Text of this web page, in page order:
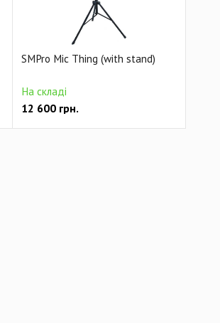
SMPro Mic Thing (with stand)
На складі
12 600 грн.